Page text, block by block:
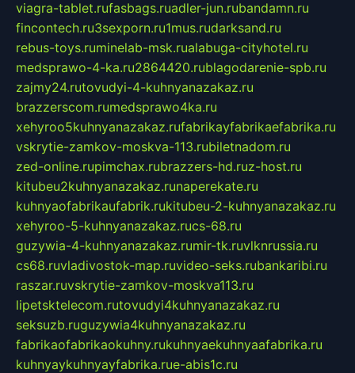
viagra-tablet.rufasbags.ruadler-jun.rubandamn.ru
fincontech.ru3sexporn.ru1mus.rudarksand.ru
rebus-toys.ruminelab-msk.rualabuga-cityhotel.ru
medsprawo-4-ka.ru2864420.rublagodarenie-spb.ru
zajmy24.rutovudyi-4-kuhnyanazakaz.ru
brazzerscom.rumedsprawo4ka.ru
xehyroo5kuhnyanazakaz.rufabrikayfabrikaefabrika.ru
vskrytie-zamkov-moskva-113.rubiletnadom.ru
zed-online.rupimchax.rubrazzers-hd.ruz-host.ru
kitubeu2kuhnyanazakaz.runaperekate.ru
kuhnyaofabrikaufabrik.rukitubeu-2-kuhnyanazakaz.ru
xehyroo-5-kuhnyanazakaz.rucs-68.ru
guzywia-4-kuhnyanazakaz.rumir-tk.ruvlknrussia.ru
cs68.ruvladivostok-map.ruvideo-seks.rubankaribi.ru
raszar.ruvskrytie-zamkov-moskva113.ru
lipetsktelecom.rutovudyi4kuhnyanazakaz.ru
seksuzb.ruguzywia4kuhnyanazakaz.ru
fabrikaofabrikaokuhny.rukuhnyaekuhnyaafabrika.ru
kuhnyaykuhnyayfabrika.rue-abis1c.ru